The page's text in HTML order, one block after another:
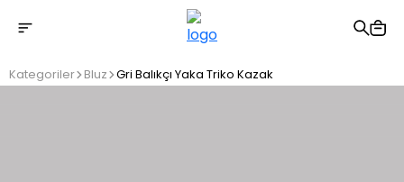
2500 TL üzeri ücretsiz kargo
Kategoriler Bluz Gri Balıkçı Yaka Triko Kazak